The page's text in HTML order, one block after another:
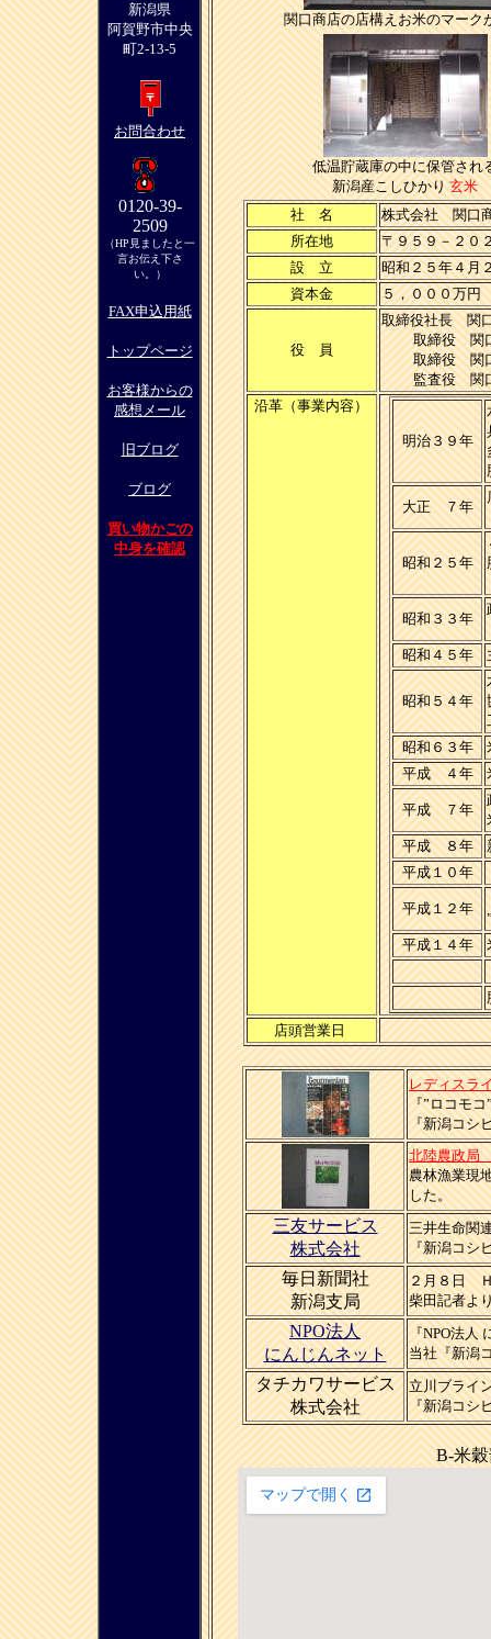
新潟県
阿賀野市中央
町2-13-5
お問合わせ
0120-39-
2509
（HP見ましたと一
言お伝え下さ
い。）
FAX申込用紙
トップページ
お客様からの
感想メール
旧ブログ
ブログ
買い物かごの
中身を確認
関口商店の店構えお米のマーク
低温貯蔵庫の中に保管され
新潟産こしひかり玄米
社 名
株式会社 関口
所在地
〒９５９－２０
設 立
昭和２５年４月
資本金
５，０００万円
役 員
取締役社長 関
取締役 関
取締役 関
監査役 関
沿革（事業内容）
明治３９年
大正 ７年
昭和２５年
昭和３３年
昭和４５年
昭和５４年
昭和６３年
平成 ４年
平成 ７年
平成 ８年
平成１０年
平成１２年
平成１４年
店頭営業日
レディスラ
『”ロコモコ
『新潟コシ
北陸農政局
農林漁業現
した。
三友サービス
株式会社
三井生命関
『新潟コシ
毎日新聞社
新潟支局
２月８日
柴田記者よ
NPO法人
にんじんネット
『NPO法人
当社『新潟
タチカワサービス
株式会社
立川ブライ
『新潟コシ
B-米